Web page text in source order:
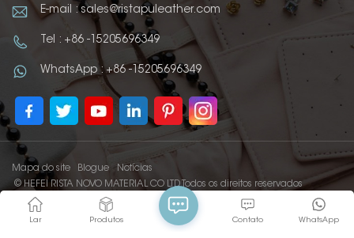
E-mail : sales@ristapuleather.com
Tel : +86 -15205696349
WhatsApp : +86 -15205696349
Mapa do site Blogue
Notícias
© HEFEI RISTA NOVO MATERIAL CO LTD Todos os direitos reservados
IPv6 REDE SUPORTADA
Lar Produtos WhatsApp
Contato